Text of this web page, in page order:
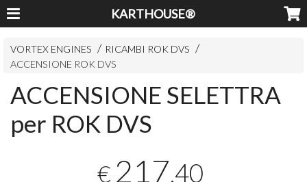
KARTHOUSE®
VORTEX ENGINES
RICAMBI ROK DVS
ACCENSIONE ROK DVS
ACCENSIONE SELETTRA
per ROK DVS
€ 217,40